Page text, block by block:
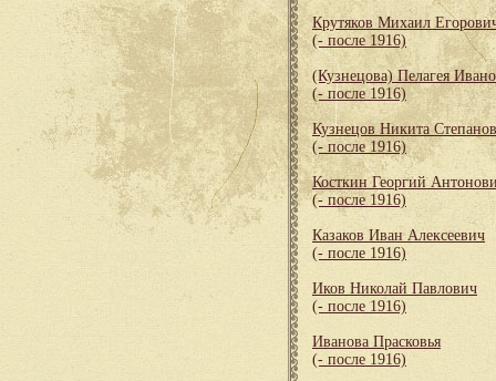
Крутяков Михаил
(- после 1916)
(Кузнецова) Пелагея
(- после 1916)
Кузнецов Никита
(- после 1916)
Косткин Георгий
(- после 1916)
Казаков Иван Алексеевич
(- после 1916)
Иков Николай Павлович
(- после 1916)
Иванова Прасковья
(- после 1916)